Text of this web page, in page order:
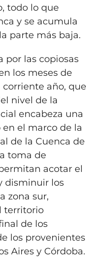
todo lo que
y se acumula
parte más baja.
por las copiosas
los meses de
año, que
nivel de la
encabeza una
el marco de la
de la Cuenca de
toma de
acotar el
disminuir los
zona sur,
territorio
de los
los provenientes
Aires y Córdoba.